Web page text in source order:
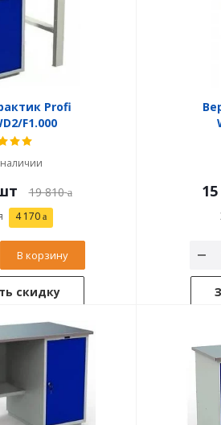
Profi
F1.000
наличии
19 810
4 170
В корзину
скидку